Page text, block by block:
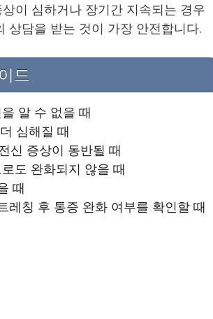
이 심하거나 장기간 지속되는 경우
상담을 받는 것이 가장 안전합니다.
드
알 수 없을 때
심해질 때
신 증상이 동반될 때
도 완화되지 않을 때
때
레칭 후 통증 완화 여부를 확인할 때